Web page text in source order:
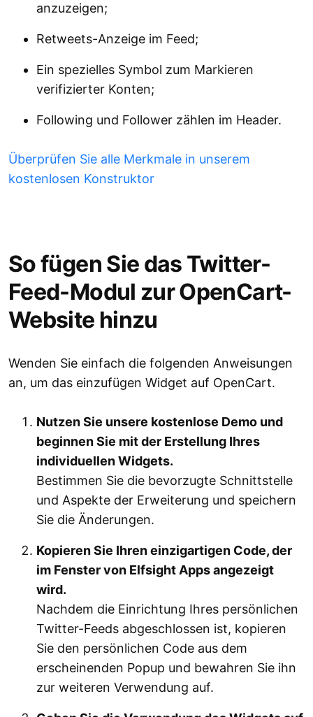
anzuzeigen;
Retweets-Anzeige im Feed;
Ein spezielles Symbol zum Markieren
verifizierter Konten;
Following und Follower zählen im Header.
Überprüfen Sie alle Merkmale in unserem
kostenlosen Konstruktor
So fügen Sie das Twitter-
Feed-Modul zur OpenCart-
Website hinzu
Wenden Sie einfach die folgenden Anweisungen
an, um das einzufügen Widget auf OpenCart.
Nutzen Sie unsere kostenlose Demo und
beginnen Sie mit der Erstellung Ihres
individuellen Widgets.
Bestimmen Sie die bevorzugte Schnittstelle
und Aspekte der Erweiterung und speichern
Sie die Änderungen.
Kopieren Sie Ihren einzigartigen Code, der
im Fenster von Elfsight Apps angezeigt
wird.
Nachdem die Einrichtung Ihres persönlichen
Twitter-Feeds abgeschlossen ist, kopieren
Sie den persönlichen Code aus dem
erscheinenden Popup und bewahren Sie ihn
zur weiteren Verwendung auf.